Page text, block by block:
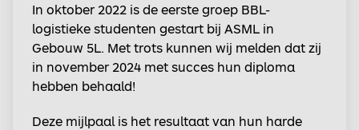
In oktober 2022 is de eerste groep BBL-
logistieke studenten gestart bij ASML in
Gebouw 5L. Met trots kunnen wij melden dat zij
in november 2024 met succes hun diploma
hebben behaald!
Deze mijlpaal is het resultaat van hun harde